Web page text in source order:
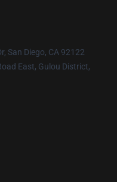
San Diego, CA 92122
East, Gulou District,